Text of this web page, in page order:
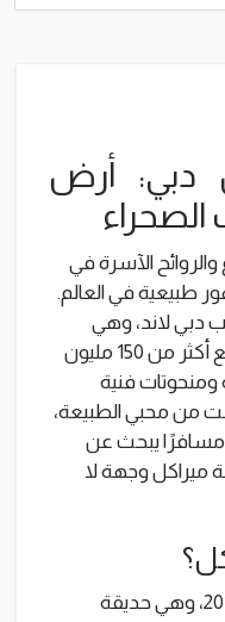
دبي: أرض
والروائح الآسرة في
طبيعية في العالم.
دبي لاند، وهي
بمثابة أعجوبة حقيقية - حيث تجتمع أكثر من 150 مليون
ومنحوتات فنية
من محبي الطبيعة،
مسافرًا يبحث عن
ميراكل وجهة لا
افتُتحت حديقة ميراكل دبي عام 2013، وهي حديقة